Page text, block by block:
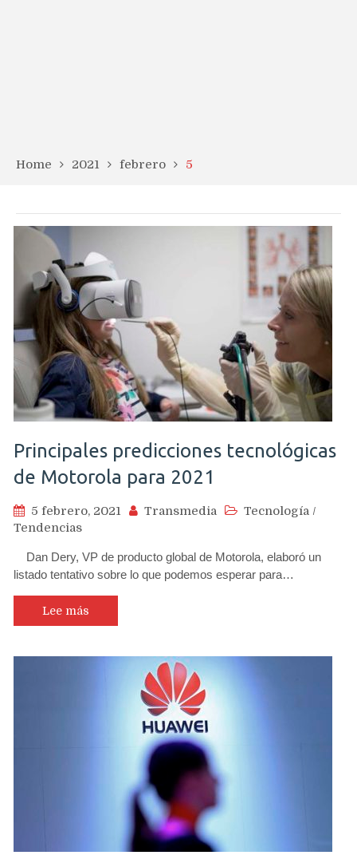
Home 2021 febrero 5
Principales predicciones tecnológicas
de Motorola para 2021
5 febrero, 2021 Transmedia Tecnología /
Tendencias
Dan Dery, VP de producto global de Motorola, elaboró un
listado tentativo sobre lo que podemos esperar para…
Lee más